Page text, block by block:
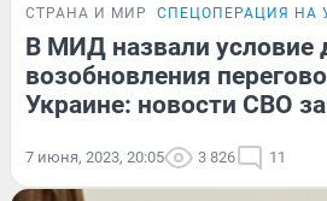
СТРАНА И МИР СПЕЦОПЕРАЦИЯ НА
В МИД назвали условие
возобновления
Украине: новости СВО
7 июня, 2023, 20:05 3 826 11